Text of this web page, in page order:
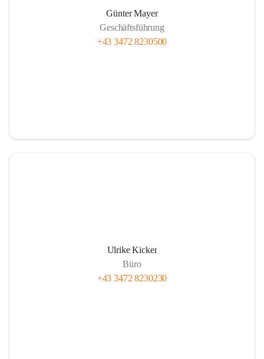
Günter Mayer
Geschäftsführung
+43 3472 8230500
Ulrike Kicker
Büro
+43 3472 8230230